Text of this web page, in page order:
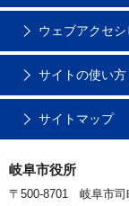
ウェブアクセ
サイトの使い方
サイトマップ
岐阜市役所
〒500-8701 岐阜市